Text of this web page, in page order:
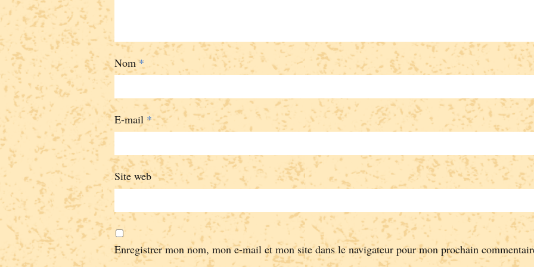
Nom*
E-mail *
Site web
Enregistrer mon nom, mon e-mail et mon site dans le navigateur pour mon prochain